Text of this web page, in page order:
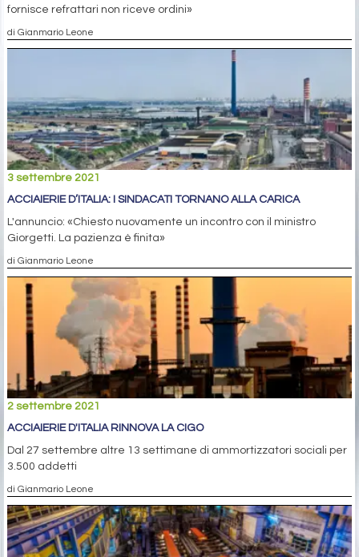
fornisce refrattari non riceve ordini»
di Gianmario Leone
3 settembre 2021
ACCIAIERIE D’ITALIA: I SINDACATI TORNANO ALLA CARICA
L'annuncio: «Chiesto nuovamente un incontro con il ministro
Giorgetti. La pazienza è finita»
di Gianmario Leone
2 settembre 2021
ACCIAIERIE D'ITALIA RINNOVA LA CIGO
Dal 27 settembre altre 13 settimane di ammortizzatori sociali per
3.500 addetti
di Gianmario Leone